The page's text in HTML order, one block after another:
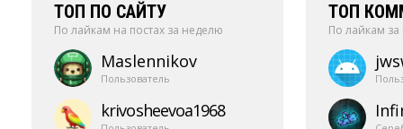
ТОП ПО САЙТУ
По лайкам на постах за неделю
Maslennikov
Пользователь
krivosheevoa1968
ТОП
По лайкам